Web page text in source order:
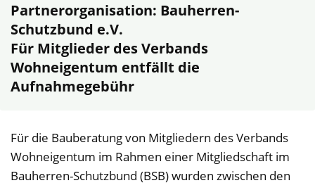
Partnerorganisation: Bauherren-
Schutzbund e.V.
Für Mitglieder des Verbands
Wohneigentum entfällt die
Aufnahmegebühr
Für die Bauberatung von Mitgliedern des Verbands
Wohneigentum im Rahmen einer Mitgliedschaft im
Bauherren-Schutzbund (BSB) wurden zwischen den